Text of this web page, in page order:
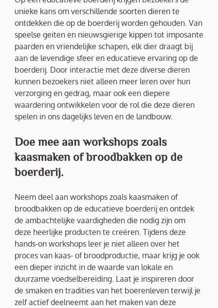
unieke kans om verschillende soorten dieren te
ontdekken die op de boerderij worden gehouden. Van
speelse geiten en nieuwsgierige kippen tot imposante
paarden en vriendelijke schapen, elk dier draagt bij
aan de levendige sfeer en educatieve ervaring op de
boerderij. Door interactie met deze diverse dieren
kunnen bezoekers niet alleen meer leren over hun
verzorging en gedrag, maar ook een diepere
waardering ontwikkelen voor de rol die deze dieren
spelen in ons dagelijks leven en de landbouw.
Doe mee aan workshops zoals
kaasmaken of broodbakken op de
boerderij.
Neem deel aan workshops zoals kaasmaken of
broodbakken op de educatieve boerderij en ontdek
de ambachtelijke vaardigheden die nodig zijn om
deze heerlijke producten te creëren. Tijdens deze
hands-on workshops leer je niet alleen over het
proces van kaas- of broodproductie, maar krijg je ook
een dieper inzicht in de waarde van lokale en
duurzame voedselbereiding. Laat je inspireren door
de smaken en tradities van het boerenleven terwijl je
zelf actief deelneemt aan het maken van deze